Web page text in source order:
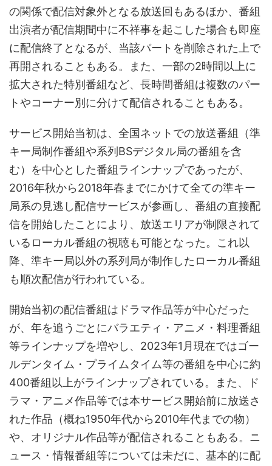
の関係で配信対象外となる放送回もあるほか、番組
出演者が配信期間中に不祥事を起こした場合も即座
に配信終了となるが、当該パートを削除された上で
再開されることもある。また、一部の2時間以上に
拡大された特別番組など、長時間番組は複数のパー
トやコーナー別に分けて配信されることもある。
サービス開始当初は、全国ネットでの放送番組（準
キー局制作番組や系列BSデジタル局の番組を含
む）を中心とした番組ラインナップであったが、
2016年秋から2018年春までにかけて全ての準キー
局系の見逃し配信サービスが参画し、番組の直接配
信を開始したことにより、放送エリアが制限されて
いるローカル番組の視聴も可能となった。これ以
降、準キー局以外の系列局が制作したローカル番組
も順次配信が行われている。
開始当初の配信番組はドラマ作品等が中心だった
が、年を追うごとにバラエティ・アニメ・料理番組
等ラインナップを増やし、2023年1月現在ではゴー
ルデンタイム・プライムタイム等の番組を中心に約
400番組以上がラインナップされている。また、ド
ラマ・アニメ作品等では本サービス開始前に放送さ
れた作品（概ね1950年代から2010年代までの物）
や、オリジナル作品等が配信されることもある。ニ
ュース・情報番組等については未だに、基本的に配